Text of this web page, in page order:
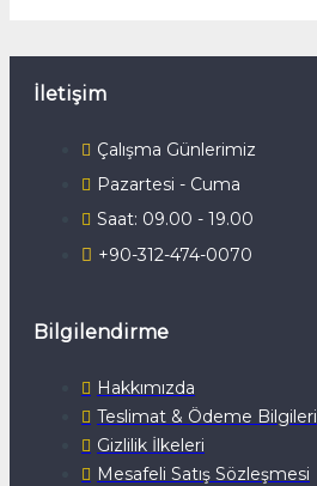
İletişim
Çalışma Günlerimiz
Pazartesi - Cuma
Saat: 09.00 - 19.00
+90-312-474-0070
Bilgilendirme
Hakkımızda
Teslimat & Ödeme Bilgileri
Gizlilik İlkeleri
Mesafeli Satış Sözleşmesi